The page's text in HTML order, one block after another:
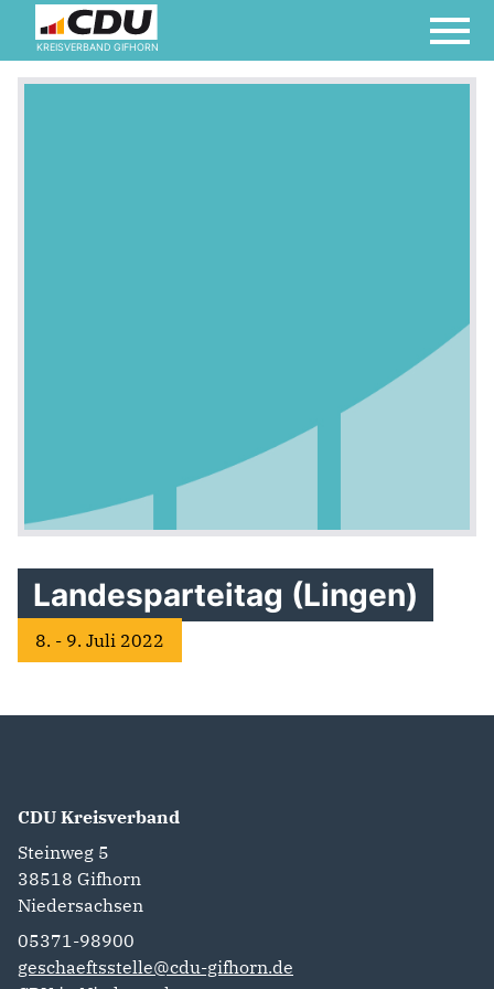
KREISVERBAND GIFHORN
Landesparteitag (Lingen)
8. - 9. Juli 2022
CDU Kreisverband
Steinweg 5
38518 Gifhorn
Niedersachsen
05371-98900
geschaeftsstelle@cdu-gifhorn.de